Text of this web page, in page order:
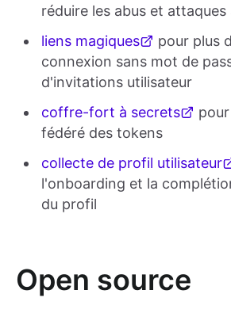
réduire les abus et
liens magiques
pour plus
connexion sans mot de
d'invitations utilisateur
coffre-fort à secrets
fédéré des tokens
collecte de profil utilisateur
l'onboarding et la
du profil
Open source